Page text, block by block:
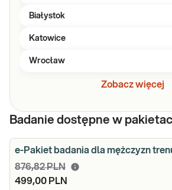
Białystok
Katowice
Wrocław
Zobacz więcej
Badanie dostępne w
e-Pakiet badania dla mężczyzn
876,82 PLN
499,00 PLN